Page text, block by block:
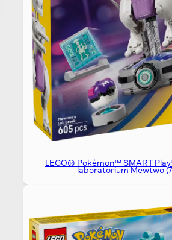
LEGO® Pokémon™ SMART
laboratorium Mewtwo